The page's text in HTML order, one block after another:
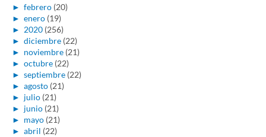
► febrero (20)
► enero (19)
► 2020 (256)
► diciembre (22)
► noviembre (21)
► octubre (22)
► septiembre (22)
► agosto (21)
► julio (21)
► junio (21)
► mayo (21)
► abril (22)